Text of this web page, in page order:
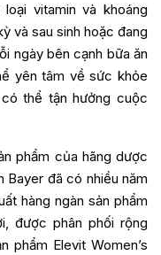
loại vitamin và khoáng
và sau sinh hoặc đang
ngày bên cạnh bữa ăn
yên tâm về sức khỏe
thể tận hưởng cuộc
phẩm của hãng dược
Bayer đã có nhiều năm
hàng ngàn sản phẩm
được phân phối rộng
phẩm Elevit Women’s